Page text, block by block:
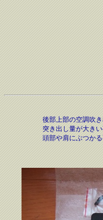
後部上部の空調吹
突き出し量が大き
頭部や肩にぶつか